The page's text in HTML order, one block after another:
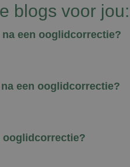
blogs voor jou:
een ooglidcorrectie?
een ooglidcorrectie?
ooglidcorrectie?